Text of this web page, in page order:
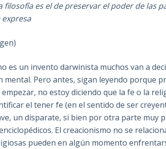
filosofía es el de preservar el poder de las
es un invento darwinista muchos van a
Pero antes, sigan leyendo porque
no estoy diciendo que la fe o la
el tener fe (en el sentido de ser
un disparate, si bien por otra parte muy
El creacionismo no se
pueden en algún momento